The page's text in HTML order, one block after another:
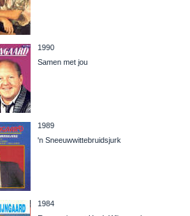
1990
Samen met jou
1989
'n Sneeuwwittebruidsjurk
1984